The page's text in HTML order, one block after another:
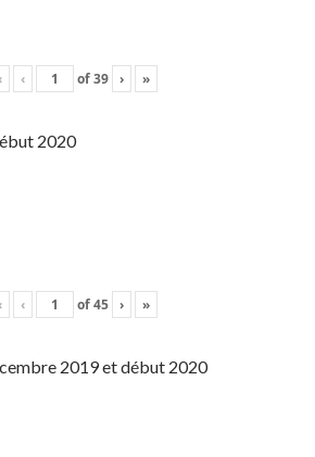
‹ of39 › »
2020
‹ of45 › »
2019 et début 2020